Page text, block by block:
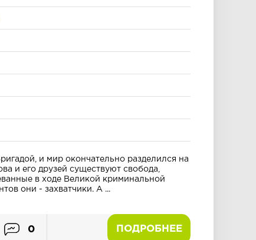
и мир окончательно разделился на
и его друзей существуют свобода,
в ходе Великой криминальной
они - захватчики. А ...
ПОДРОБНЕЕ
0